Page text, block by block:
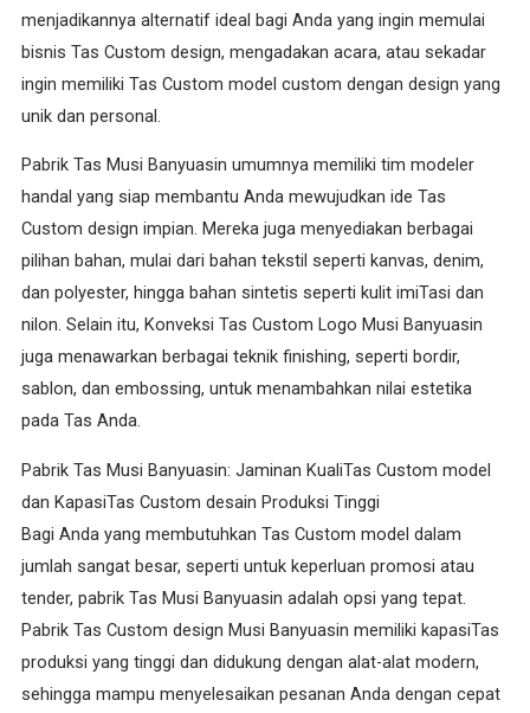
menjadikannya alternatif ideal bagi Anda yang ingin memulai
bisnis Tas Custom design, mengadakan acara, atau sekadar
ingin memiliki Tas Custom model custom dengan design yang
unik dan personal.
Pabrik Tas Musi Banyuasin umumnya memiliki tim modeler
handal yang siap membantu Anda mewujudkan ide Tas
Custom design impian. Mereka juga menyediakan berbagai
pilihan bahan, mulai dari bahan tekstil seperti kanvas, denim,
dan polyester, hingga bahan sintetis seperti kulit imiTasi dan
nilon. Selain itu, Konveksi Tas Custom Logo Musi Banyuasin
juga menawarkan berbagai teknik finishing, seperti bordir,
sablon, dan embossing, untuk menambahkan nilai estetika
pada Tas Anda.
Pabrik Tas Musi Banyuasin: Jaminan KualiTas Custom model
dan KapasiTas Custom desain Produksi Tinggi
Bagi Anda yang membutuhkan Tas Custom model dalam
jumlah sangat besar, seperti untuk keperluan promosi atau
tender, pabrik Tas Musi Banyuasin adalah opsi yang tepat.
Pabrik Tas Custom design Musi Banyuasin memiliki kapasiTas
produksi yang tinggi dan didukung dengan alat-alat modern,
sehingga mampu menyelesaikan pesanan Anda dengan cepat